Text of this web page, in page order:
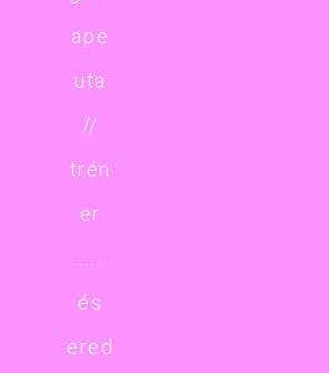
ape
uta
//
trén
er
és
ered